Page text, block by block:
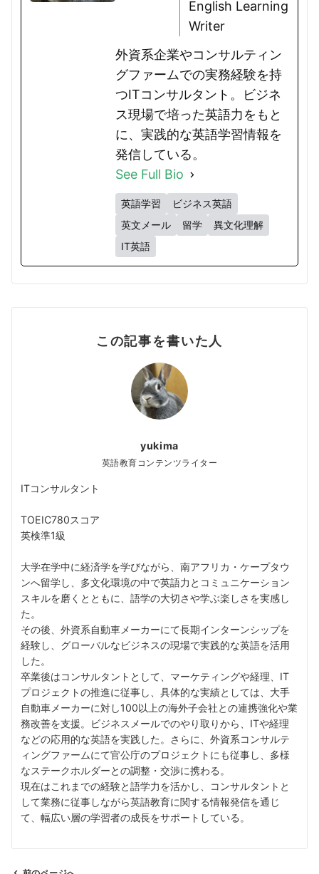
English Learning
Writer
外資系企業やコンサルティン
グファームでの実務経験を持
つITコンサルタント。ビジネ
ス現場で培った英語力をもと
に、実践的な英語学習情報を
発信している。
See Full Bio
英語学習
ビジネス英語
英文メール
留学
異文化理解
IT英語
この記事を書いた人
yukima
英語教育コンテンツライター
ITコンサルタント
TOEIC780スコア
英検準1級
大学在学中に経済学を学びながら、南アフリカ・ケープタウ
ンへ留学し、多文化環境の中で英語力とコミュニケーション
スキルを磨くとともに、語学の大切さや学ぶ楽しさを実感し
た。
その後、外資系自動車メーカーにて長期インターンシップを
経験し、グローバルなビジネスの現場で実践的な英語を活用
した。
卒業後はコンサルタントとして、マーケティングや経理、IT
プロジェクトの推進に従事し、具体的な実績としては、大手
自動車メーカーに対し100以上の海外子会社との連携強化や業
務改善を支援。ビジネスメールでのやり取りから、ITや経理
などの応用的な英語を実践した。さらに、外資系コンサルテ
ィングファームにて官公庁のプロジェクトにも従事し、多様
なステークホルダーとの調整・交渉に携わる。
現在はこれまでの経験と語学力を活かし、コンサルタントと
して業務に従事しながら英語教育に関する情報発信を通じ
て、幅広い層の学習者の成長をサポートしている。